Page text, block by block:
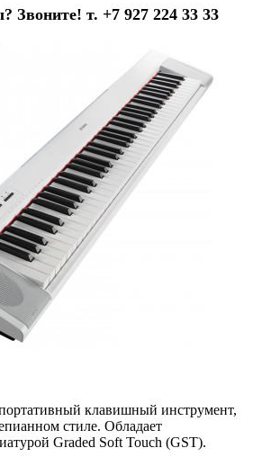
Звоните! т. +7 927 224 33 33
клавишный инструмент,
стиле. Обладает
Graded Soft Touch (GST).